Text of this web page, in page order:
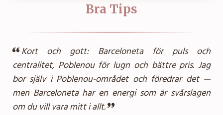
Bra Tips
Kort och gott: Barceloneta för puls och
centralitet, Poblenou för lugn och bättre pris. Jag
bor själv i Poblenou-området och föredrar det —
men Barceloneta har en energi som är svårslagen
om du vill vara mitt i allt.